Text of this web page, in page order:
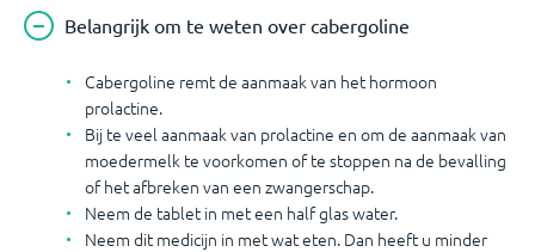
Belangrijk om te weten over cabergoline
Cabergoline remt de aanmaak van het hormoon
prolactine.
Bij te veel aanmaak van prolactine en om de aanmaak van
moedermelk te voorkomen of te stoppen na de bevalling
of het afbreken van een zwangerschap.
Neem de tablet in met een half glas water.
Neem dit medicijn in met wat eten. Dan heeft u minder